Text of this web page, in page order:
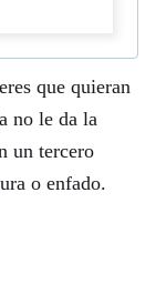
que quieran
no le da la
un tercero
o enfado.